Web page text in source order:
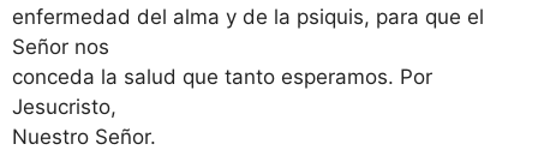
enfermedad del alma y de la psiquis, para que el
Señor nos
conceda la salud que tanto esperamos. Por
Jesucristo,
Nuestro Señor.